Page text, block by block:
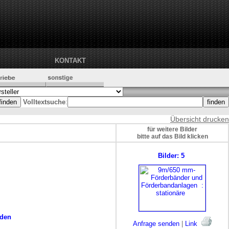
KONTAKT
Volltextsuche:
Übersicht drucken
für weitere Bilder
bitte auf das Bild klicken
Bilder: 5
Anfrage senden Link